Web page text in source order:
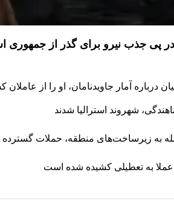
در پی جذب نیرو برای گذر از
آمار جاویدنامان، او را از عاملان
به زیرساخت‌های منطقه، حملات
به تعطیلی کشیده شده است